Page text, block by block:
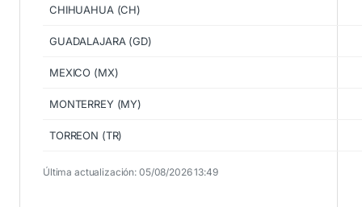
CHIHUAHUA (CH)
GUADALAJARA (GD)
MEXICO (MX)
MONTERREY (MY)
TORREON (TR)
Última actualización: 05/08/2026 13:49